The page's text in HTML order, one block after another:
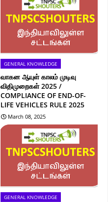
GENERAL KNOWLEDGE
வாகன ஆயுள் காலம் முடிவு
விதிமுறைகள் 2025 /
COMPLIANCE OF END-OF-
LIFE VEHICLES RULE 2025
March 08, 2025
GENERAL KNOWLEDGE